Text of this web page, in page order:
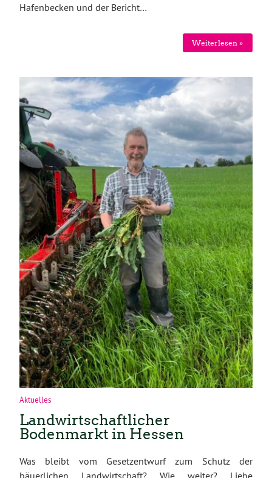
Hafenbecken und der Bericht…
Weiterlesen »
Aktuelles
Landwirtschaftlicher
Bodenmarkt in Hessen
Was bleibt vom Gesetzentwurf zum Schutz der
bäuerlichen Landwirtschaft? Wie weiter? Liebe